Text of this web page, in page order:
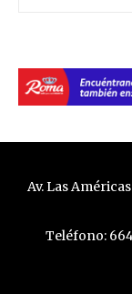
Av. Las
Teléfono: